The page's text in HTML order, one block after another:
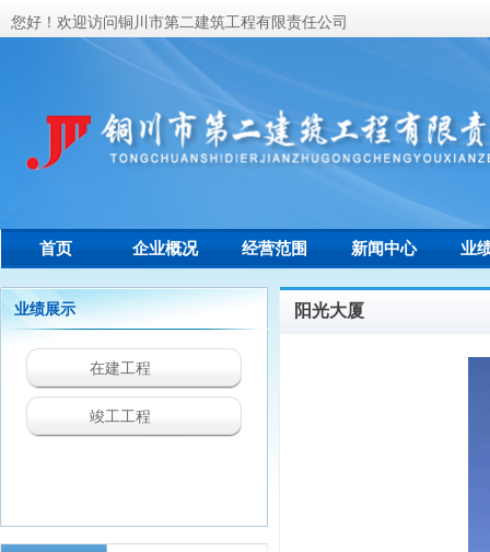
首页 企业概况 经营范围 新闻中心 业
您好！欢迎访问铜川市第二建筑工程有限责任公司
联系我们
阳光大厦
业绩展示
在建工程
竣工工程